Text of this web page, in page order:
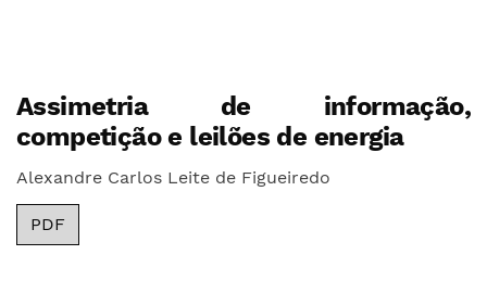
Assimetria de informação,
competição e leilões de energia
Alexandre Carlos Leite de Figueiredo
PDF